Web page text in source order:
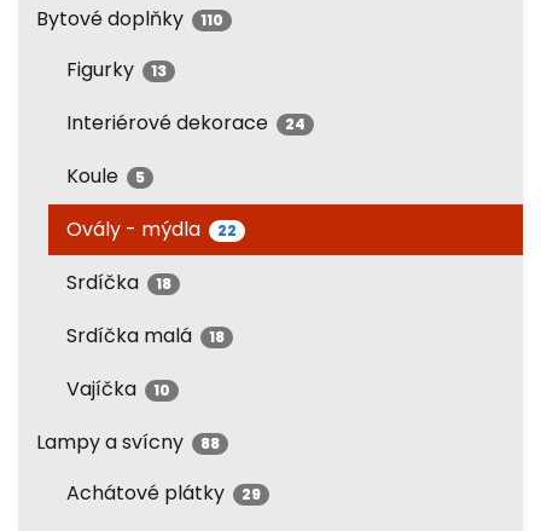
Bytové doplňky 110
Figurky 13
Interiérové dekorace 24
Koule 5
Ovály - mýdla 22
Srdíčka 18
Srdíčka malá 18
Vajíčka 10
Lampy a svícny 88
Achátové plátky 29